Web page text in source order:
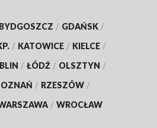
BYDGOSZCZ / GDAŃSK /
/ KATOWICE / KIELCE /
/ ŁÓDŹ / OLSZTYN /
/ RZESZÓW /
/ WROCŁAW